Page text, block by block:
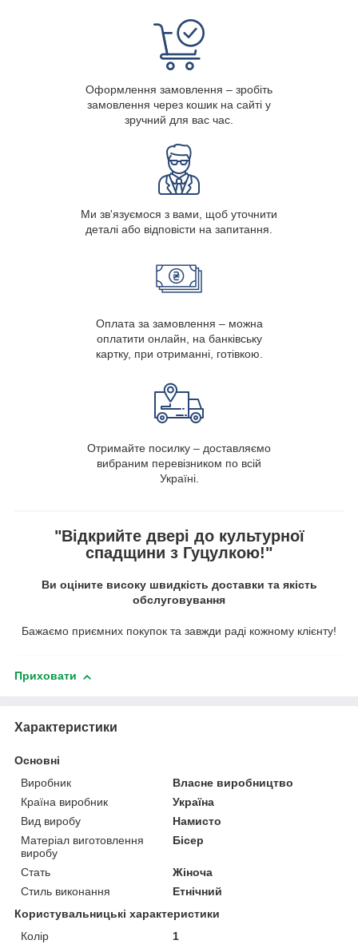
Оформлення замовлення – зробіть
замовлення через кошик на сайті у
зручний для вас час.
Ми зв'язуємося з вами, щоб уточнити
деталі або відповісти на запитання.
Оплата за замовлення – можна
оплатити онлайн, на банківську
картку, при отриманні, готівкою.
Отримайте посилку – доставляємо
вибраним перевізником по всій
Україні.
"Відкрийте двері до культурної
спадщини з Гуцулкою!"
Ви оціните високу швидкість доставки та якість
обслуговування
Бажаємо приємних покупок та завжди раді кожному клієнту!
Приховати
Характеристики
Основні
Виробник
Власне виробництво
Країна виробник
Україна
Вид виробу
Намисто
Матеріал виготовлення
виробу
Бісер
Стать
Жіноча
Стиль виконання
Етнічний
Користувальницькі характеристики
Колір
1